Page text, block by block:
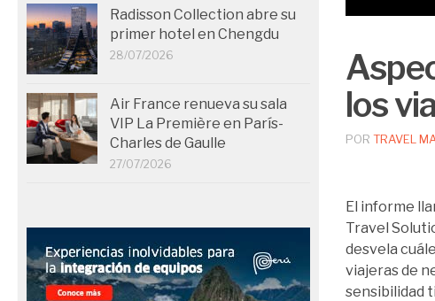
los
POR TRAVEL
El informe
Travel
desvela
viajeras de
sensibilidad
Radisson Collection abre su
primer hotel en Chengdu
28/07/2026
Air France renueva su sala
VIP La Première en París-
Charles de Gaulle
27/07/2026